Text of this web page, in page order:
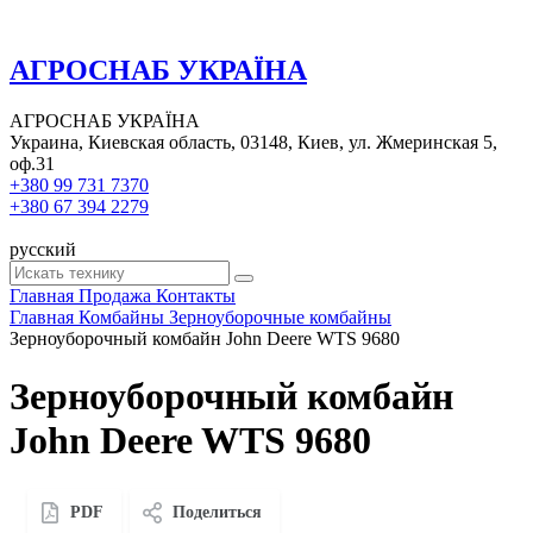
АГРОСНАБ УКРАЇНА
АГРОСНАБ УКРАЇНА
Украина, Киевская область, 03148, Киев, ул. Жмеринская 5,
оф.31
+380 99 731 7370
+380 67 394 2279
русский
Главная Продажа Контакты
Главная Комбайны Зерноуборочные комбайны
Зерноуборочный комбайн John Deere WTS 9680
Зерноуборочный комбайн
John Deere WTS 9680
PDF Поделиться